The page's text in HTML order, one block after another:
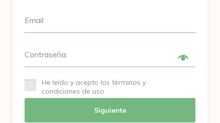
Email:
Contraseña:
He leído y acepto los términos y
condiciones de uso
Siguiente